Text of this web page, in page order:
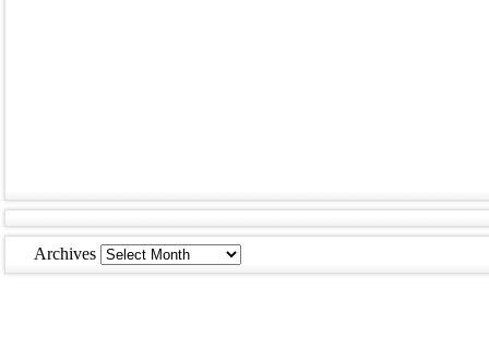
Archives Archives